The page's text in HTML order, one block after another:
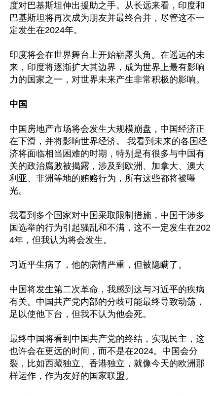
度对巴基斯坦伸出援助之手。从长远来看，印度和
巴基斯坦将再次成为朋友并最终合并，尽管这不一
定发生在2024年。
印度将会在世界舞台上开始崭露头角。在遥远的未
来，印度将逐渐扩大其边界，成为世界上最有影响
力的国家之一，对世界未来产生非常积极的影响。
中国
中国房地产市场将会发生大规模崩盘，中国经济正
在下滑，并将影响世界经济。 我看到未来的各国经
济将面临相当困难的时期，特别是有很多与中国有
关的政治腐败被揭露，涉及到欧洲、加拿大、澳大
利亚、非洲等地的贿赂行为，所有这些都将被曝
光。
我看到多个国家对中国采取限制措施，中国干涉多
国选举的行为引起骚乱和不满，这不一定发生在202
4年，但我认为将会发生。
习近平生病了，他的病情严重，但被隐瞒了。
中国将发生第二次革命，我感到这与习近平的疾病
有关。中国共产党内部的分歧可能最终导致动荡，
足以使他下台，但我不认为他会死。
最终中国将看到中国共产党的终结，实现民主，这
也许会在更远的时间，而不是在2024。中国会分
裂，比如西藏独立、香港独立，就像今天的欧洲那
样运作，作为友好的国家联盟。